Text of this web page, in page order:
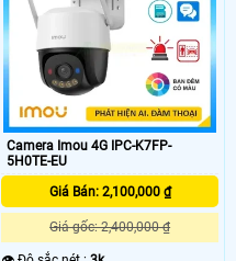
Camera Imou 4G IPC-K7FP-
5H0TE-EU
Giá Bán: 2,100,000 ₫
Giá gốc: 2,400,000 ₫